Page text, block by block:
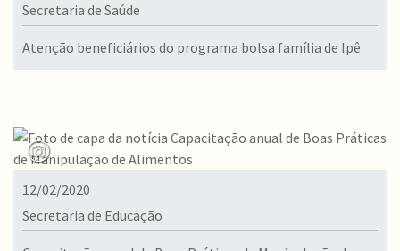
Secretaria de Saúde
Atenção beneficiários do programa bolsa família de Ipê
12/02/2020
Secretaria de Educação